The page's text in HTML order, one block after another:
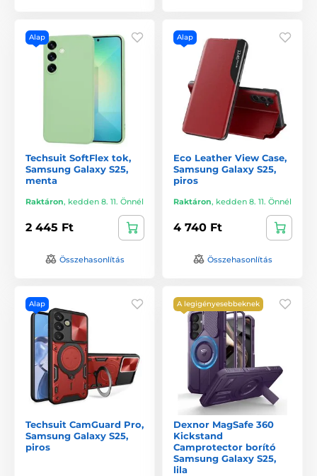
Alap
Techsuit SoftFlex tok,
Samsung Galaxy S25,
menta
Raktáron, kedden 8. 11. Önnél
2 445 Ft
Összehasonlítás
Alap
Eco Leather View Case,
Samsung Galaxy S25,
piros
Raktáron, kedden 8. 11. Önnél
4 740 Ft
Összehasonlítás
Alap
Techsuit CamGuard Pro,
Samsung Galaxy S25,
piros
A legigényesebbeknek
Dexnor MagSafe 360
Kickstand
Camprotector borító
Samsung Galaxy S25,
lila